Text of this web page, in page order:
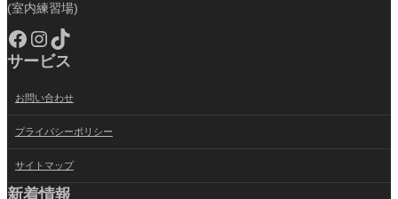
(室内練習場)
Facebook Instagram TikTok
サービス
お問い合わせ
プライバシーポリシー
サイトマップ
新着情報